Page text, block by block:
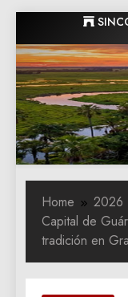
to
content
Home 2026
Capital de
tradición en